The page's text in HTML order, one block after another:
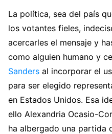
La política, sea del país
los votantes fieles,
acercarles el mensaje y
como alguien humano y
Sanders al incorporar el
para ser elegido
en Estados Unidos. Esa
ello Alexandria Ocasio-
ha albergado una partida